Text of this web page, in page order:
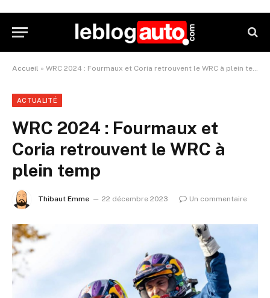
Accueil » WRC 2024 : Fourmaux et Coria retrouvent le WRC à plein temp
ACTUALITÉ
WRC 2024 : Fourmaux et
Coria retrouvent le WRC à
plein temp
Thibaut Emme 22 décembre 2023 Un commentaire